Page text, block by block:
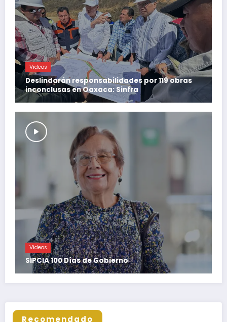
Videos
Deslindarán responsabilidades por 119 obras
inconclusas en Oaxaca: Sinfra
Videos
SIPCIA 100 Días de Gobierno
Recomendado